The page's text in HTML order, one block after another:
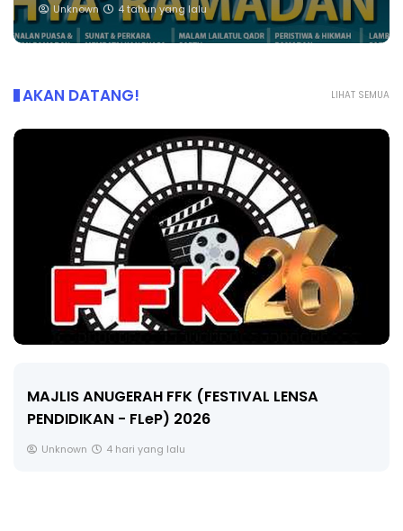
Unknown 4 tahun yang lalu
LIHAT SEMUA
AKAN DATANG!
🔴 [LIVE] MATEMATIK SR, WANG TAHUN 6 OLEH
CIKGU ANITA #ALLINONE #141 #...